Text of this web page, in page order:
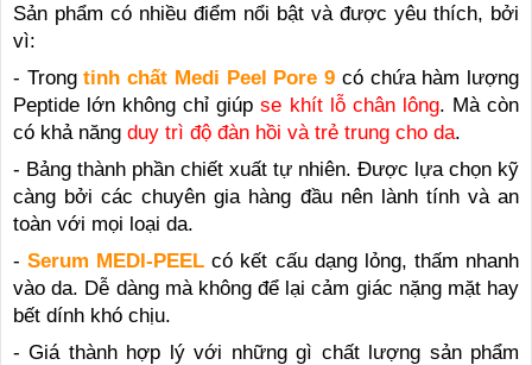
Sản phẩm có nhiều điểm nổi bật và được yêu thích, bởi
vì:
- Trongtinh chất Medi Peel Pore 9 có chứa hàm lượng
Peptide lớn không chỉ giúp se khít lỗ chân lông. Mà còn
có khả năng duy trì độ đàn hồi và trẻ trung cho da.
- Bảng thành phần chiết xuất tự nhiên. Được lựa chọn kỹ
càng bởi các chuyên gia hàng đầu nên lành tính và an
toàn với mọi loại da.
-Serum MEDI-PEEL có kết cấu dạng lỏng, thấm nhanh
vào da. Dễ dàng mà không để lại cảm giác nặng mặt hay
bết dính khó chịu.
- Giá thành hợp lý với những gì chất lượng sản phẩm